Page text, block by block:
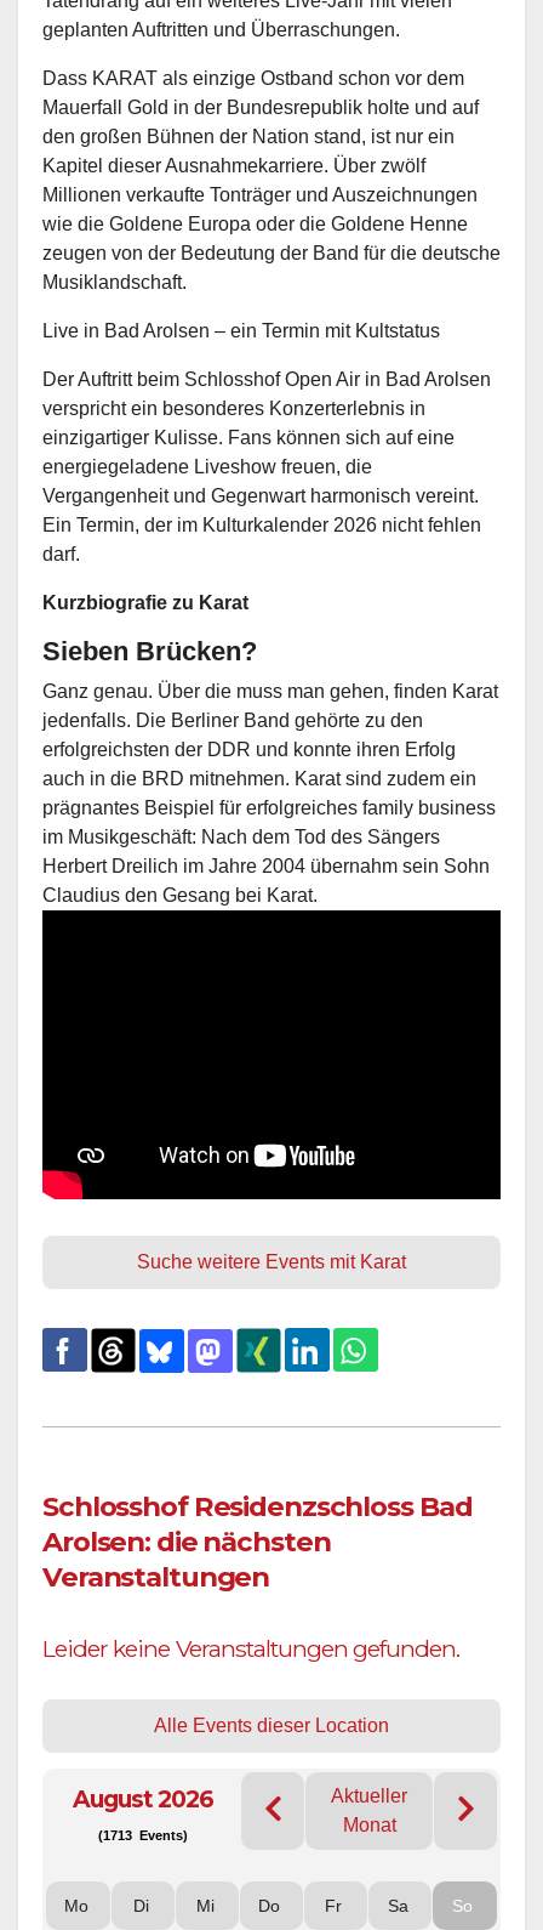
geplanten Auftritten und Überraschungen.
Dass KARAT als einzige Ostband schon vor dem
Mauerfall Gold in der Bundesrepublik holte und auf
den großen Bühnen der Nation stand, ist nur ein
Kapitel dieser Ausnahmekarriere. Über zwölf
Millionen verkaufte Tonträger und Auszeichnungen
wie die Goldene Europa oder die Goldene Henne
zeugen von der Bedeutung der Band für die deutsche
Musiklandschaft.
Live in Bad Arolsen – ein Termin mit Kultstatus
Der Auftritt beim Schlosshof Open Air in Bad Arolsen
verspricht ein besonderes Konzerterlebnis in
einzigartiger Kulisse. Fans können sich auf eine
energiegeladene Liveshow freuen, die
Vergangenheit und Gegenwart harmonisch vereint.
Ein Termin, der im Kulturkalender 2026 nicht fehlen
darf.
Kurzbiografie zu Karat
Sieben Brücken?
Ganz genau. Über die muss man gehen, finden Karat
jedenfalls. Die Berliner Band gehörte zu den
erfolgreichsten der DDR und konnte ihren Erfolg
auch in die BRD mitnehmen. Karat sind zudem ein
prägnantes Beispiel für erfolgreiches family business
im Musikgeschäft: Nach dem Tod des Sängers
Herbert Dreilich im Jahre 2004 übernahm sein Sohn
Claudius den Gesang bei Karat.
Suche weitere Events mit Karat
Schlosshof Residenzschloss Bad
Arolsen: die nächsten
Veranstaltungen
Leider keine Veranstaltungen gefunden.
Alle Events dieser Location
August 2026
(1713 Events)
Aktueller
Monat
Mo Di Mi Do Fr Sa So